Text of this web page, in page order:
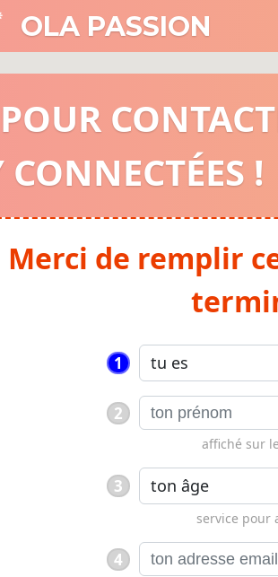
OLA PASSION
CONNECTÉES !
Merci de remplir
1
2
affiché sur
3
service pour
4